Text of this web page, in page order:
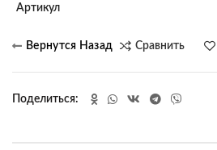
Артикул
Сравнить
Поделиться